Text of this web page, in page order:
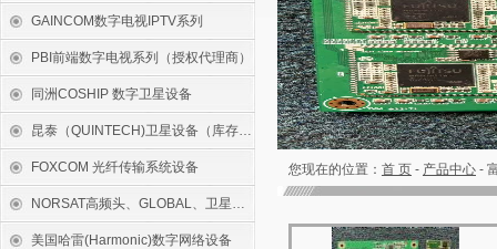
GAINCOM数字电视IPTV系列
PBI前端数字电视系列（授权代理商）
同洲COSHIP 数字卫星设备
昆泰（QUINTECH)卫星设备（库存代理）
FOXCOM 光纤传输系统设备
NORSAT高频头、GLOBAL、卫星测试仪
美国哈雷(Harmonic)数字网络设备
您现在的位置： 首 页 - 产品中心 -